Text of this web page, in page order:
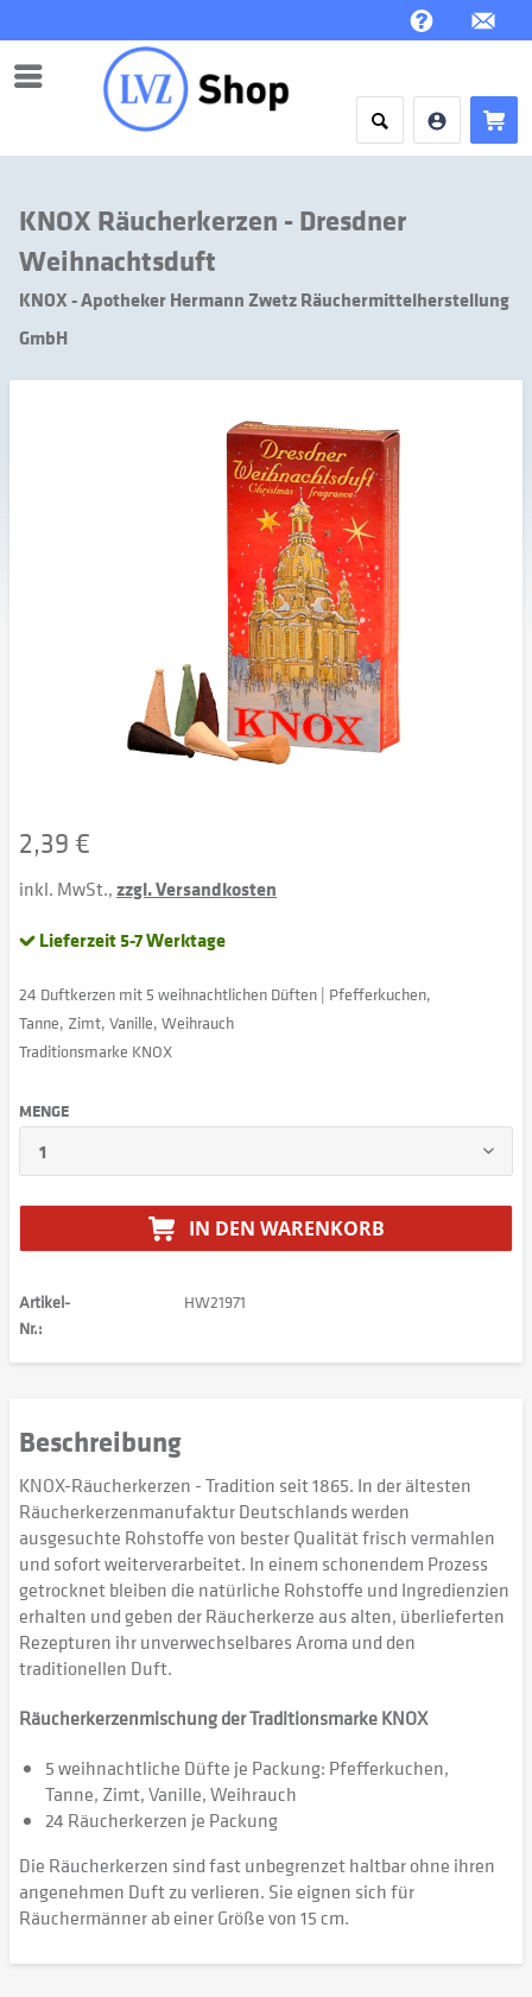
Menü
KNOX Räucherkerzen - Dresdner
Weihnachtsduft
KNOX - Apotheker Hermann Zwetz Räuchermittelherstellung
GmbH
2,39 €
inkl. MwSt.,zzgl. Versandkosten
Lieferzeit 5-7 Werktage
24 Duftkerzen mit 5 weihnachtlichen Düften | Pfefferkuchen,
Tanne, Zimt, Vanille, Weihrauch
Traditionsmarke KNOX
MENGE
IN DEN WARENKORB
Artikel-
Nr.:
HW21971
Beschreibung
KNOX-Räucherkerzen - Tradition seit 1865. In der ältesten
Räucherkerzenmanufaktur Deutschlands werden
ausgesuchte Rohstoffe von bester Qualität frisch vermahlen
und sofort weiterverarbeitet. In einem schonendem Prozess
getrocknet bleiben die natürliche Rohstoffe und Ingredienzien
erhalten und geben der Räucherkerze aus alten, überlieferten
Rezepturen ihr unverwechselbares Aroma und den
traditionellen Duft.
Räucherkerzenmischung der Traditionsmarke KNOX
5 weihnachtliche Düfte je Packung: Pfefferkuchen,
Tanne, Zimt, Vanille, Weihrauch
24 Räucherkerzen je Packung
Die Räucherkerzen sind fast unbegrenzet haltbar ohne ihren
angenehmen Duft zu verlieren. Sie eignen sich für
Räuchermänner ab einer Größe von 15 cm.